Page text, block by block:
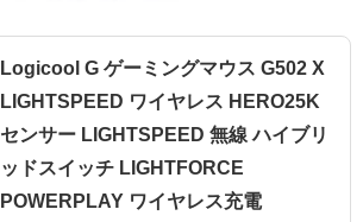
Logicool G ゲーミングマウス G502 X
LIGHTSPEED ワイヤレス HERO25K
センサー LIGHTSPEED 無線 ハイブリ
ッドスイッチ LIGHTFORCE
POWERPLAY ワイヤレス充電